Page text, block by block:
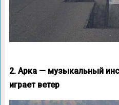
2. Арка — музыкальный
играет ветер